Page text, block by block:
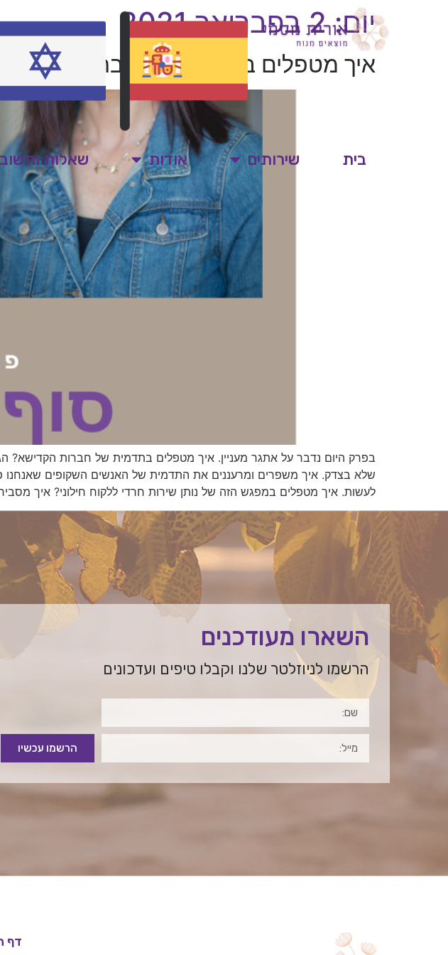
בית שירותים אודות שאלות
יום:2 בפברואר 2021
איך מטפלים בתדמית של חברות הקדישא
בפרק היום נדבר על אתגר מעניין. איך מטפלים בתדמית של חברות
שלא בצדק. איך משפרים ומרעננים את התדמית של האנשים השקופים
לעשות. איך מטפלים במפגש הזה של נותן שירות חרדי ללקוח חילוני? איך
השארו מעודכנים
הרשמו לניוזלטר שלנו וקבלו טיפים ועדכונים
הרשמו עכשיו
דף